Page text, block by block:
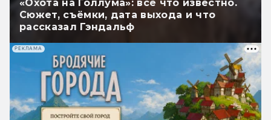
«Охота на Голлума»: всё что известно.
Сюжет, съёмки, дата выхода и что
рассказал Гэндальф
РЕКЛАМА